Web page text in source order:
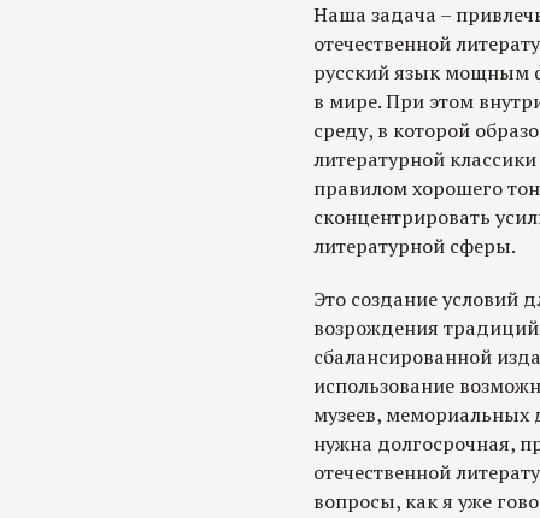
Наша задача –
отечественной
русский язык мощным
в мире. При этом
среду, в которой
литературной
правилом хорошего
сконцентрировать
литературной сферы.
Это создание условий
возрождения
сбалансированной
использование
музеев, мемориальных
нужна долгосрочная,
отечественной
вопросы, как я уже